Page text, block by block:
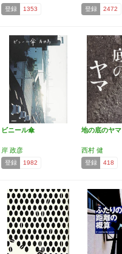
登録 1353 登録 2472
ビニール傘
岸 政彦
登録 1982
地の底のヤマ
西村 健
登録 418